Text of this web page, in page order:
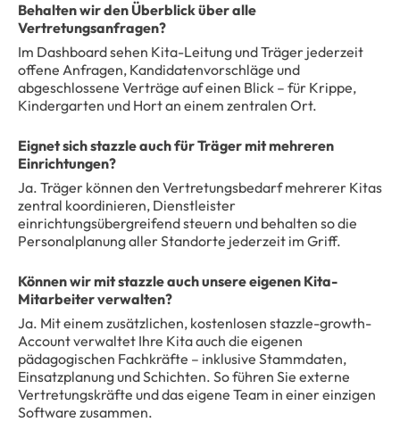
Behalten wir den Überblick über alle
Vertretungsanfragen?
Im Dashboard sehen Kita-Leitung und Träger jederzeit
offene Anfragen, Kandidatenvorschläge und
abgeschlossene Verträge auf einen Blick – für Krippe,
Kindergarten und Hort an einem zentralen Ort.
Eignet sich stazzle auch für Träger mit mehreren
Einrichtungen?
Ja. Träger können den Vertretungsbedarf mehrerer Kitas
zentral koordinieren, Dienstleister
einrichtungsübergreifend steuern und behalten so die
Personalplanung aller Standorte jederzeit im Griff.
Können wir mit stazzle auch unsere eigenen Kita-
Mitarbeiter verwalten?
Ja. Mit einem zusätzlichen, kostenlosen stazzle-growth-
Account verwaltet Ihre Kita auch die eigenen
pädagogischen Fachkräfte – inklusive Stammdaten,
Einsatzplanung und Schichten. So führen Sie externe
Vertretungskräfte und das eigene Team in einer einzigen
Software zusammen.